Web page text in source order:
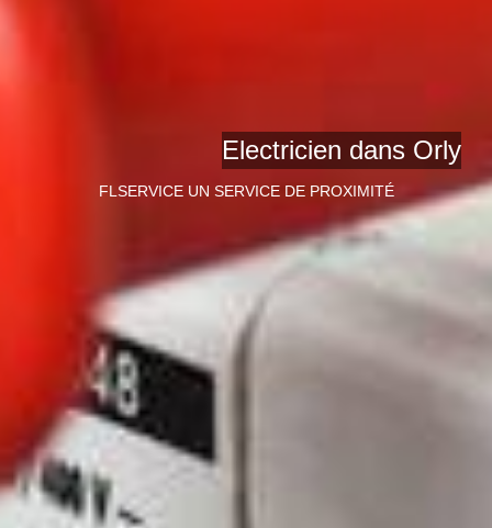
Electricien dans Orly
FLSERVICE UN SERVICE DE PROXIMITÉ